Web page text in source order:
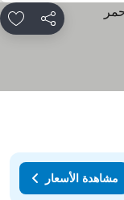
مشاركة
مشاهدة الأسعار